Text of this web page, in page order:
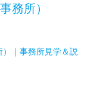
務所）
｜事務所見学＆説